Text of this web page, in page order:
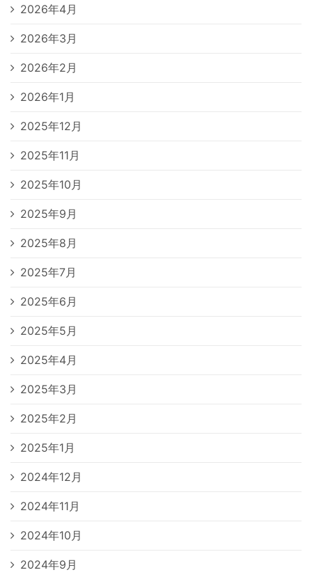
2026年4月
2026年3月
2026年2月
2026年1月
2025年12月
2025年11月
2025年10月
2025年9月
2025年8月
2025年7月
2025年6月
2025年5月
2025年4月
2025年3月
2025年2月
2025年1月
2024年12月
2024年11月
2024年10月
2024年9月